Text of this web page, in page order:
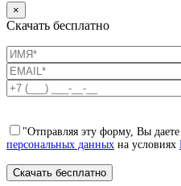
×
Скачать бесплатно
"Отправляя эту форму, Вы даете
персональных данных на условиях